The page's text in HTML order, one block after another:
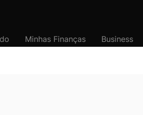
Minhas Finanças Business